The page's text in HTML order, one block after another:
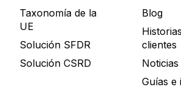
Taxonomía de la
UE
Solución SFDR
Solución CSRD
Blog
clientes
Noticias
Guías e